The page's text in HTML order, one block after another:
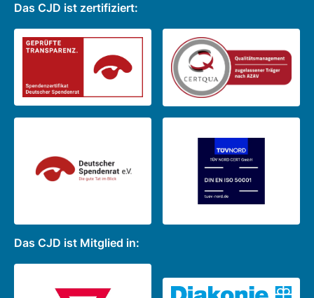
Das CJD ist zertifiziert:
Das CJD ist Mitglied in: